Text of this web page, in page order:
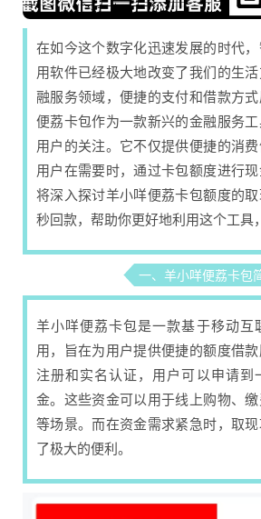
在如今这个数字化迅速发展的时代
用软件已经极大地改变了我们的生
融服务领域，便捷的支付和借款方
便荔卡包作为一款新兴的金融服务
用户的关注。它不仅提供便捷的消
用户在需要时，通过卡包额度进行
将深入探讨羊小咩便荔卡包额度的
秒回款，帮助你更好地利用这个工具
一、羊小咩便荔卡包
羊小咩便荔卡包是一款基于移动互
用，旨在为用户提供便捷的额度借
注册和实名认证，用户可以申请到
金。这些资金可以用于线上购物、
等场景。而在资金需求紧急时，取
了极大的便利。